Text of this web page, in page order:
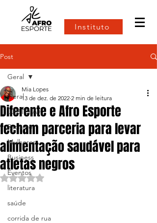
Instituto
Post
Geral
LGBTQIA+
Racismo
Mulheres
Business
Eventos
literatura
saúde
corrida de rua
Geral
Diferente e Afro Esporte
fecham parceria para levar
alimentação saudável para
atletas negros
Mia Lopes
13 de dez. de 2022 2 min de leitura
Avaliado com NaN de 5 estrelas.